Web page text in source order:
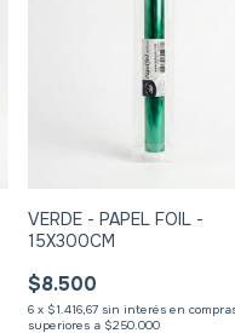
VERDE - PAPEL FOIL -
15X300CM
$8.500
6 x $1.416,67 sin interés